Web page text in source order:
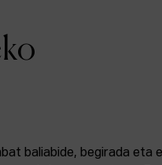
baliabide, begirada eta